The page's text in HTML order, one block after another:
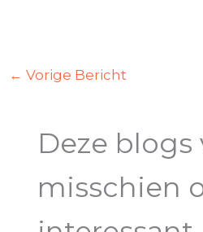
← Vorige Bericht
Deze
misschien